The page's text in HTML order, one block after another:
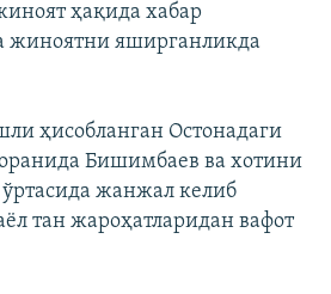
ҳақида хабар
жиноятни яширганликда
ҳисобланган Остонадаги
Бишимбаев ва хотини
жанжал келиб
тан жароҳатларидан вафот